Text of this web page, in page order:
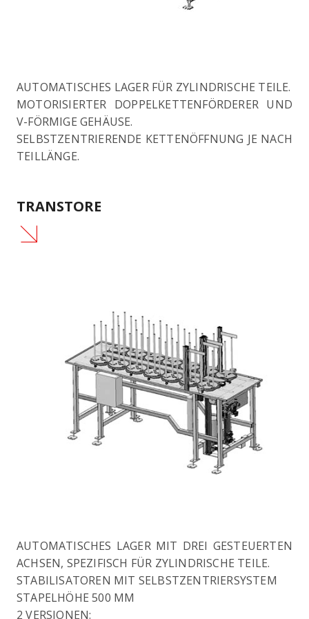
AUTOMATISCHES LAGER FÜR ZYLINDRISCHE TEILE.
MOTORISIERTER DOPPELKETTENFÖRDERER UND
V-FÖRMIGE GEHÄUSE.
SELBSTZENTRIERENDE KETTENÖFFNUNG JE NACH
TEILLÄNGE.
TRANSTORE
AUTOMATISCHES LAGER MIT DREI GESTEUERTEN
ACHSEN, SPEZIFISCH FÜR ZYLINDRISCHE TEILE.
STABILISATOREN MIT SELBSTZENTRIERSYSTEM
STAPELHÖHE 500 MM
2 VERSIONEN: